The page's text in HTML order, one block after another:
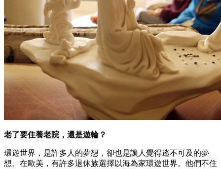
老了要住養老院，還是遊輪？
環遊世界，是許多人的夢想，卻也是讓人覺得遙不可及的夢
想。在歐美，有許多退休族選擇以海為家環遊世界。他們不住